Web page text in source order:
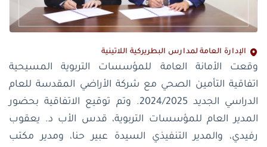
الإدارة العامة لمدارس البطريركية اللاتينية
وقعت الأمانة العامة للمؤسسات التربوية المسيحية
اتفاقية التأمين الصحي مع شركة الأراضي المقدسة للعام
الدراسي الجديد 2024/2025. وتم توقيع الاتفاقية بحضور
المدير العام للمؤسسات التربوية، قدس الأب د. يعقوب
رفيدي، والمدير التنفيذي السيدة عبير حنا، ومدير مكتب